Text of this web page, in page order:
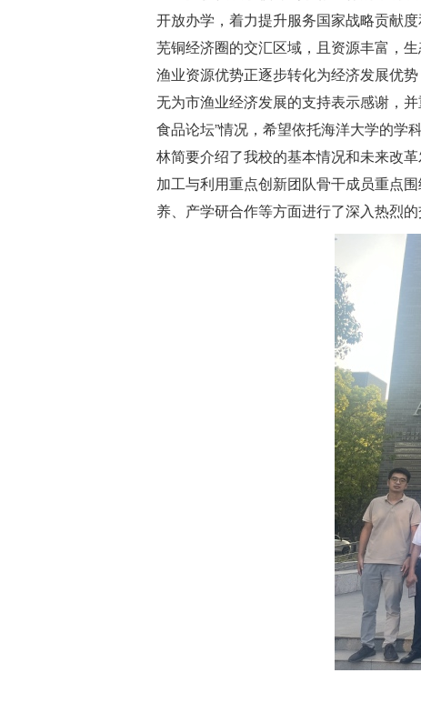
开放办学，着力提升服务国家战略贡献
芜铜经济圈的交汇区域，且资源丰富，
渔业资源优势正逐步转化为经济发展优
无为市渔业经济发展的支持表示感谢，
食品论坛”情况，希望依托海洋大学的学
林简要介绍了我校的基本情况和未来改
加工与利用重点创新团队骨干成员重点
养、产学研合作等方面进行了深入热烈的